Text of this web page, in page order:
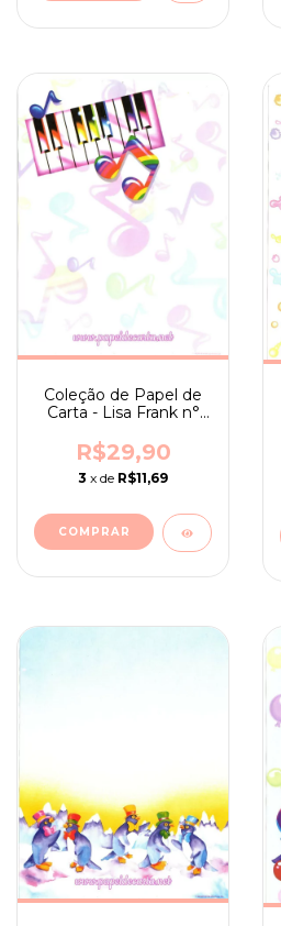
Coleção de Papel de
Carta - Lisa Frank n°
R$29,90
3 x de R$11,69